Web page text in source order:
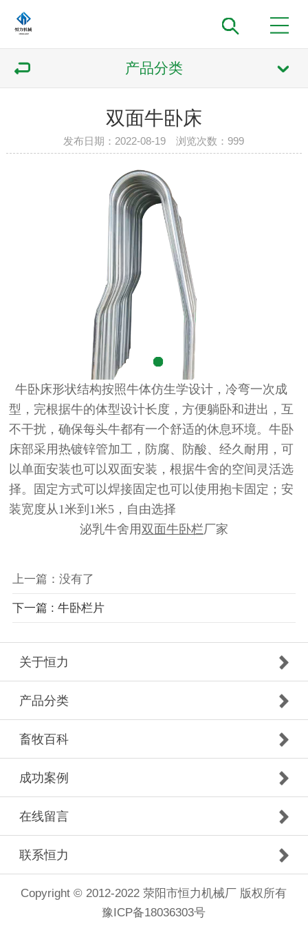
产品分类
双面牛卧床
发布日期：2022-08-19 浏览次数： 999
牛卧床形状结构按照牛体仿生学设计，冷弯一次成
型，完根据牛的体型设计长度，方便躺卧和进出，互
不干扰，确保每头牛都有一个舒适的休息环境。牛卧
床部采用热镀锌管加工，防腐、防酸、经久耐用，可
以单面安装也可以双面安装，根据牛舍的空间灵活选
择。固定方式可以焊接固定也可以使用抱卡固定；安
装宽度从1米到1米5，自由选择
泌乳牛舍用双面牛卧栏厂家
上一篇：没有了
下一篇 : 牛卧栏片
关于恒力
产品分类
畜牧百科
成功案例
在线留言
联系恒力
Copyright © 2012-2022 荥阳市恒力机械厂 版权所有
豫ICP备18036303号